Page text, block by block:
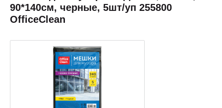
90*140см, черные, 5шт/уп 255800
OfficeClean